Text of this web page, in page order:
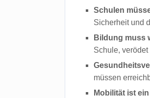
Schulen
Sicherheit und
Bildung muss
Schule,
müssen
Mobilität ist